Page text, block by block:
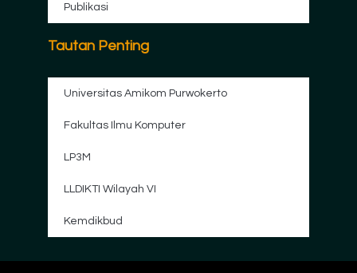
Publikasi
Tautan Penting
Universitas Amikom Purwokerto
Fakultas Ilmu Komputer
LP3M
LLDIKTI Wilayah VI
Kemdikbud